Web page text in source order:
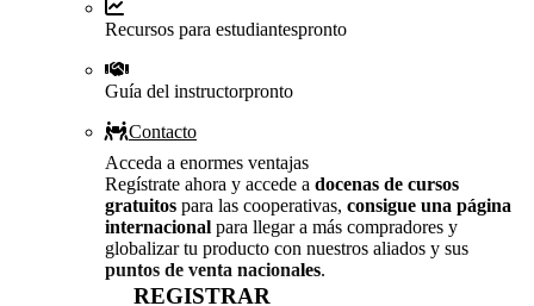
Recursos para estudiantespronto
Guía del instructorpronto
Contacto
Acceda a enormes ventajas
Regístrate ahora y accede a docenas de cursos
gratuitos para las cooperativas, consigue una página
internacional para llegar a más compradores y
globalizar tu producto con nuestros aliados y sus
puntos de venta nacionales.
REGISTRAR